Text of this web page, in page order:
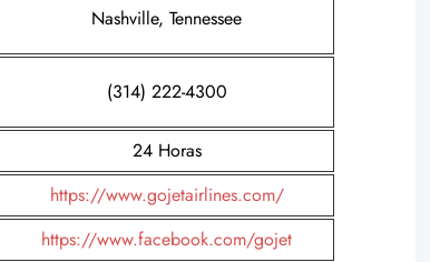
Nashville, Tennessee
(314) 222-4300
24 Horas
https://www.gojetairlines.com/
https://www.facebook.com/gojet